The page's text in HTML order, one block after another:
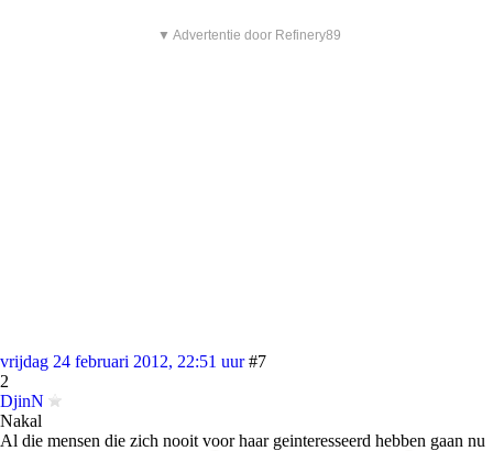
▼ Advertentie door Refinery89
vrijdag 24 februari 2012, 22:51 uur #7
2
DjinN
Nakal
Al die mensen die zich nooit voor haar geinteresseerd hebben gaan nu